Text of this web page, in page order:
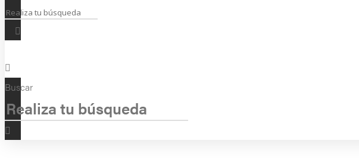
Buscar